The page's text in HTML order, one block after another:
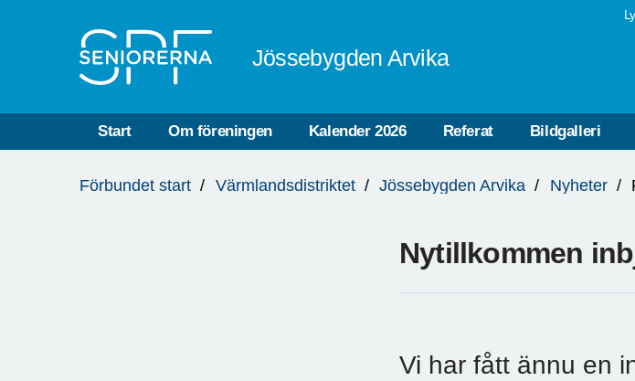
Jössebygden Arvika
Start Om föreningen Kalender 2026 Referat Bildgalleri
är
Förbundet start Värmlandsdistriktet Jössebygden Arvika Nyheter
Nytillkommen
Vi har fått ännu en